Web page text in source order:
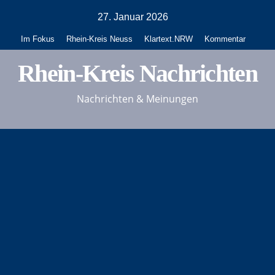
springen
27. Januar 2026
Im Fokus Rhein-Kreis Neuss Klartext.NRW Kommentar
Rhein-Kreis Nachrichten
Nachrichten & Meinungen